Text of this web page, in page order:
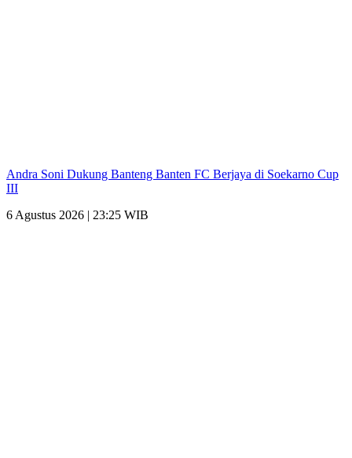
Andra Soni Dukung Banteng Banten FC Berjaya di Soekarno Cup
III
6 Agustus 2026 | 23:25 WIB